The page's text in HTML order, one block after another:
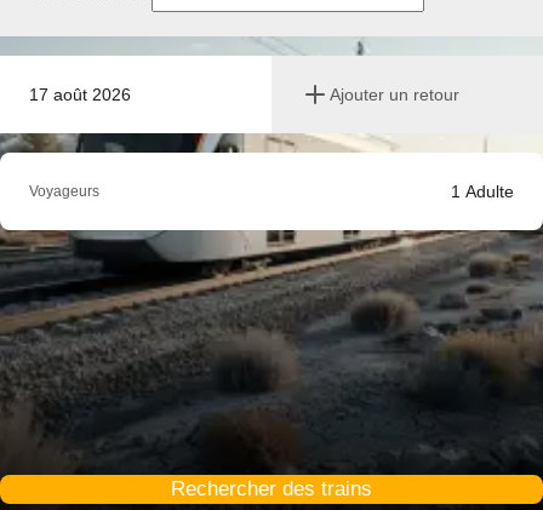
17 août 2026 Ajouter un retour
Voyageurs 1 Adulte
Rechercher des trains